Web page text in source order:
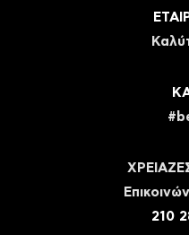
210